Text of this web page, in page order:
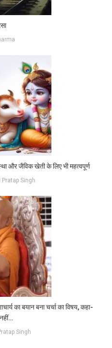
और जैविक खेती के लिए भी महत्वपूर्ण
Pratap Singh
का बयान बना चर्चा का विषय, कहा-
Singh